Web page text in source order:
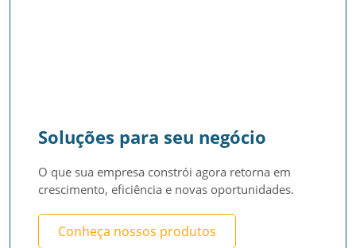
Soluções para seu negócio
O que sua empresa constrói agora retorna em
crescimento, eficiência e novas oportunidades.
Conheça nossos produtos